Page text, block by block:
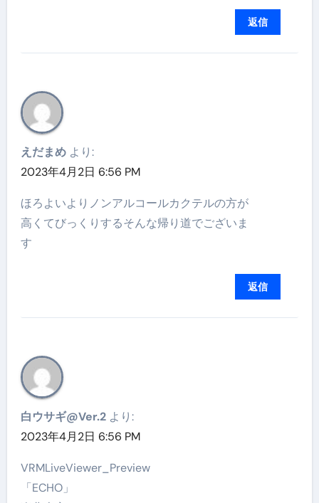
返信
えだまめ より:
2023年4月2日 6:56 PM
ほろよいよりノンアルコールカクテルの方が
高くてびっくりするそんな帰り道でございま
す
返信
白ウサギ@Ver.2 より:
2023年4月2日 6:56 PM
VRMLiveViewer_Preview
「ECHO」